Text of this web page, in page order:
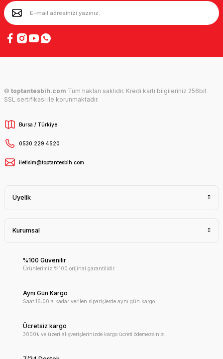
© toptantesbih.com Tüm hakları saklıdır. Kredi kartı bilgileriniz 256bit
SSL sertifikası ile korunmaktadır.
Bursa / Türkiye
0530 229 4520
iletisim@toptantesbih.com
Üyelik
Kurumsal
%100 Güvenilir
Ürünlerimiz %100 orijinal garantilidir.
Aynı Gün Kargo
Saat 16:00'a kadar verilen siparişlerde aynı gün kargo
Ücretsiz kargo
3000₺ ve üzeri alışverişlerinizde kargo ücreti ödemezsiniz.